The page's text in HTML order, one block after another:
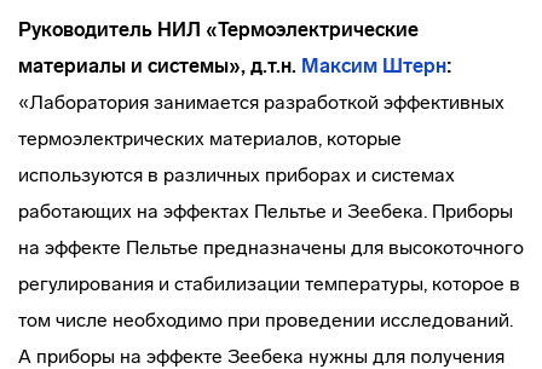
Руководитель НИЛ «Термоэлектрические
материалы и системы», д.т.н. Максим Штерн:
«Лаборатория занимается разработкой эффективных
термоэлектрических материалов, которые
используются в различных приборах и системах
работающих на эффектах Пельтье и Зеебека. Приборы
на эффекте Пельтье предназначены для высокоточного
регулирования и стабилизации температуры, которое в
том числе необходимо при проведении исследований.
А приборы на эффекте Зеебека нужны для получения